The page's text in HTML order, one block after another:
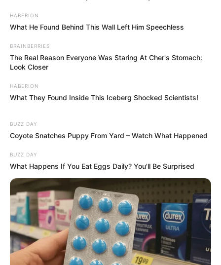
HABERION
What He Found Behind This Wall Left Him Speechless
BRAINBERRIES
The Real Reason Everyone Was Staring At Cher's Stomach:
Look Closer
HABERION
What They Found Inside This Iceberg Shocked Scientists!
BUZZ DAY
Coyote Snatches Puppy From Yard – Watch What Happened
BUZZ DAY
What Happens If You Eat Eggs Daily? You'll Be Surprised